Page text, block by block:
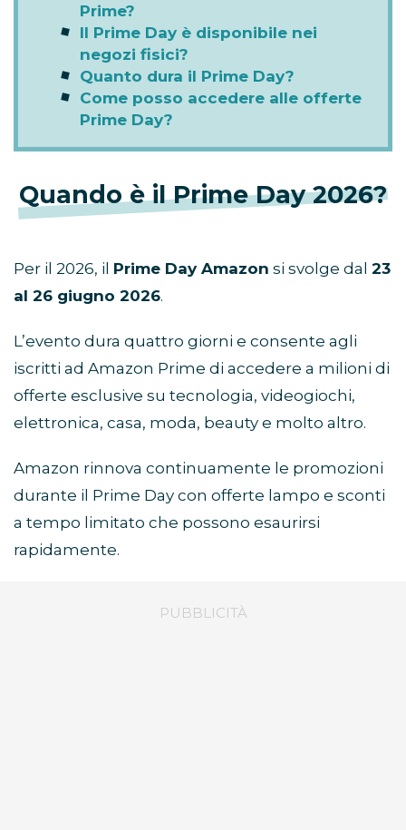
Prime?
Il Prime Day è disponibile nei
negozi fisici?
Quanto dura il Prime Day?
Come posso accedere alle offerte
Prime Day?
Quando è il Prime Day 2026?
Per il 2026, il Prime Day Amazon si svolge dal 23
al 26 giugno 2026.
L’evento dura quattro giorni e consente agli
iscritti ad Amazon Prime di accedere a milioni di
offerte esclusive su tecnologia, videogiochi,
elettronica, casa, moda, beauty e molto altro.
Amazon rinnova continuamente le promozioni
durante il Prime Day con offerte lampo e sconti
a tempo limitato che possono esaurirsi
rapidamente.